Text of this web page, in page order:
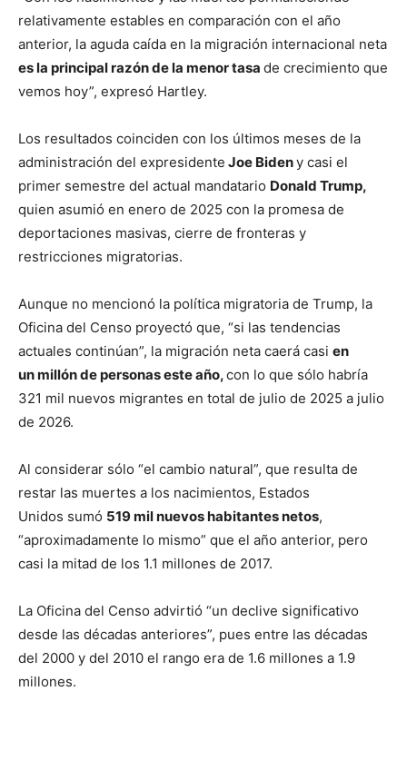
relativamente estables en comparación con el año
anterior, la aguda caída en la migración internacional neta
es la principal razón de la menor tasa de crecimiento que
vemos hoy”, expresó Hartley.
Los resultados coinciden con los últimos meses de la
administración del expresidente Joe Bideny casi el
primer semestre del actual mandatario Donald Trump,
quien asumió en enero de 2025 con la promesa de
deportaciones masivas, cierre de fronteras y
restricciones migratorias.
Aunque no mencionó la política migratoria de Trump, la
Oficina del Censo proyectó que, “si las tendencias
actuales continúan”, la migración neta caerá casi en
un millón de personas este año,con lo que sólo habría
321 mil nuevos migrantes en total de julio de 2025 a julio
de 2026.
Al considerar sólo “el cambio natural”, que resulta de
restar las muertes a los nacimientos, Estados
Unidos sumó 519 mil nuevos habitantes netos,
“aproximadamente lo mismo” que el año anterior, pero
casi la mitad de los 1.1 millones de 2017.
La Oficina del Censo advirtió “un declive significativo
desde las décadas anteriores”, pues entre las décadas
del 2000 y del 2010 el rango era de 1.6 millones a 1.9
millones.